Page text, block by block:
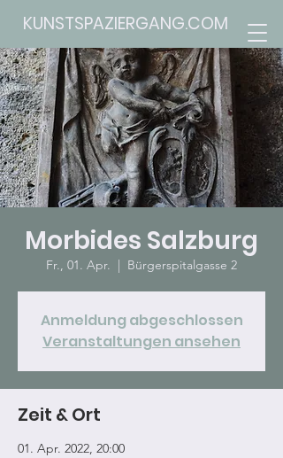
KUNSTSPAZIERGANG.COM
Morbides Salzburg
Fr., 01. Apr.
  |
Bürgerspitalgasse 2
Anmeldung abgeschlossen
Veranstaltungen ansehen
Zeit & Ort
01. Apr. 2022, 20:00